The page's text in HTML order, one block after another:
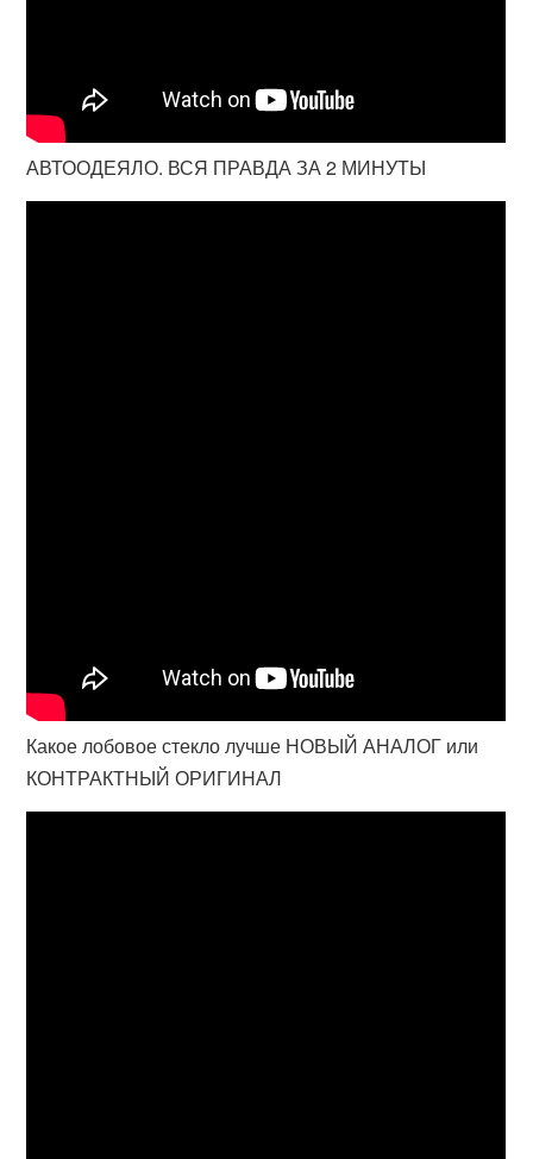
АВТООДЕЯЛО. ВСЯ ПРАВДА ЗА 2 МИНУТЫ
Какое лобовое стекло лучше НОВЫЙ АНАЛОГ или
КОНТРАКТНЫЙ ОРИГИНАЛ